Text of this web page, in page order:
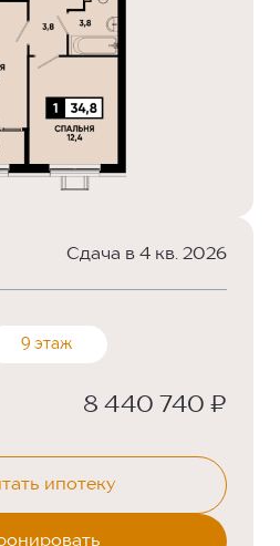
Сдача в 4 кв. 2026
9 этаж
8 440 740 ₽
Расчитать ипотеку